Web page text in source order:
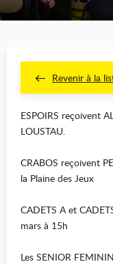
Revenir à la
ESPOIRS reçoivent
LOUSTAU.
CRABOS reçoivent
la Plaine des Jeux
CADETS A et
mars à 15h
Les SENIOR